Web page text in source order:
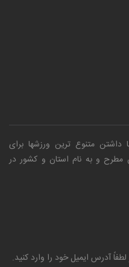
داشتن متنوع ترین ورزشها برای
مطرح و به نام استان و کشور در
آدرس ایمیل خود را وارد کنید.